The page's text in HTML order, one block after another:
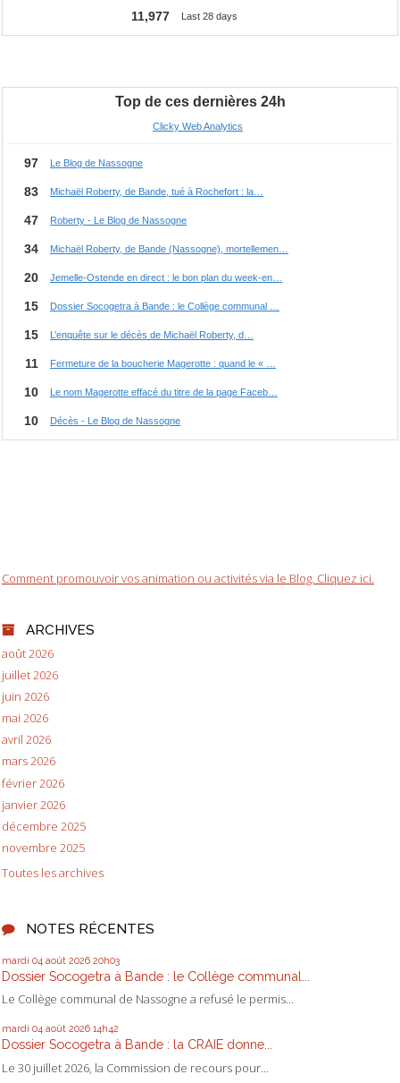
Comment promouvoir vos animation ou activités via le Blog. Cliquez ici.
ARCHIVES
août 2026
juillet 2026
juin 2026
mai 2026
avril 2026
mars 2026
février 2026
janvier 2026
décembre 2025
novembre 2025
Toutes les archives
NOTES RÉCENTES
mardi 04 août 2026 20h03
Dossier Socogetra à Bande : le Collège communal...
Le Collège communal de Nassogne a refusé le permis...
mardi 04 août 2026 14h42
Dossier Socogetra à Bande : la CRAIE donne...
Le 30 juillet 2026, la Commission de recours pour...